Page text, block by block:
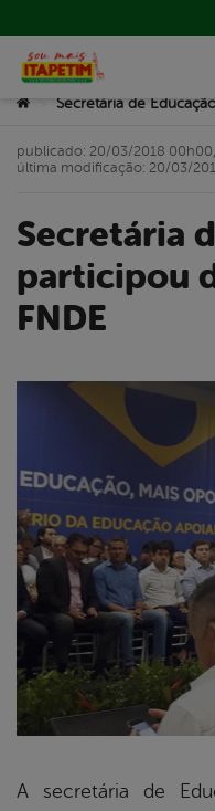
Você está aqui:
Secretária de Educação
participou
FNDE
publicado: 20/03/2018 00h00,
última modificação: 20/03/
A secretária de